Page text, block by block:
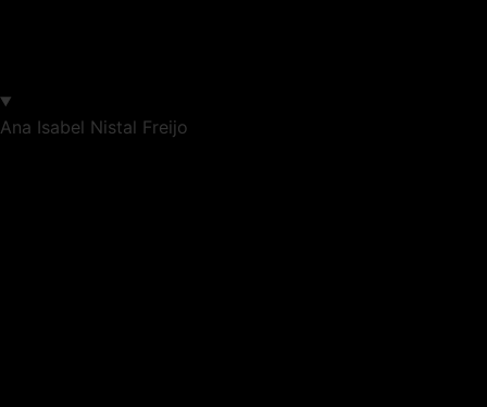
Ana Isabel Nistal Freijo